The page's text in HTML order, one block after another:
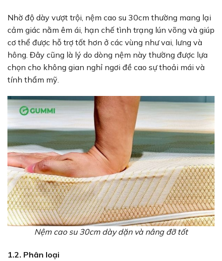
Nhờ độ dày vượt trội, nệm cao su 30cm thường mang lại
cảm giác nằm êm ái, hạn chế tình trạng lún võng và giúp
cơ thể được hỗ trợ tốt hơn ở các vùng như vai, lưng và
hông. Đây cũng là lý do dòng nệm này thường được lựa
chọn cho không gian nghỉ ngơi đề cao sự thoải mái và
tính thẩm mỹ.
Nệm cao su 30cm dày dặn và nâng đỡ tốt
1.2. Phân loại